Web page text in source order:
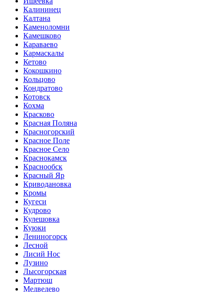
Калининец
Калтана
Каменоломни
Камешково
Караваево
Кармаскалы
Кетово
Кокошкино
Кольцово
Кондратово
Котовск
Кохма
Красково
Красная Поляна
Красногорский
Красное Поле
Красное Село
Краснокамск
Краснообск
Красный Яр
Криводановка
Кромы
Кугеси
Кудрово
Кулешовка
Куюки
Лениногорск
Лесной
Лисий Нос
Лузино
Лысогорская
Мартюш
Медведево